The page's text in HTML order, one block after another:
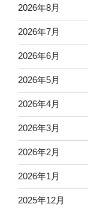
2026年8月
2026年7月
2026年6月
2026年5月
2026年4月
2026年3月
2026年2月
2026年1月
2025年12月